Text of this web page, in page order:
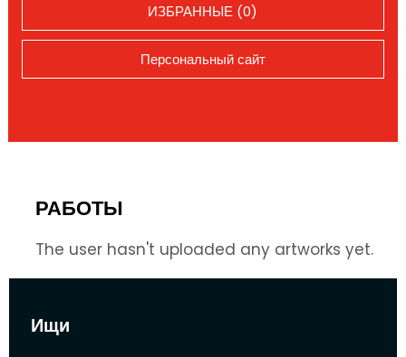
Ищи
ИЗБРАННЫЕ (0)
Персональный сайт
РАБОТЫ
The user hasn't uploaded any artworks yet.